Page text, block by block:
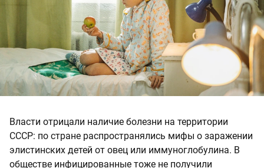
Власти отрицали наличие болезни на территории
СССР: по стране распространялись мифы о заражении
элистинских детей от овец или иммуноглобулина. В
обществе инфицированные тоже не получили